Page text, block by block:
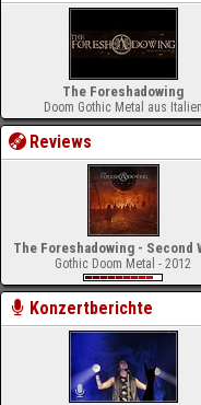
The Foreshadowing
Doom Gothic Metal aus Italien
Reviews
The Foreshadowing - Second
Gothic Doom Metal - 2012
Konzertberichte